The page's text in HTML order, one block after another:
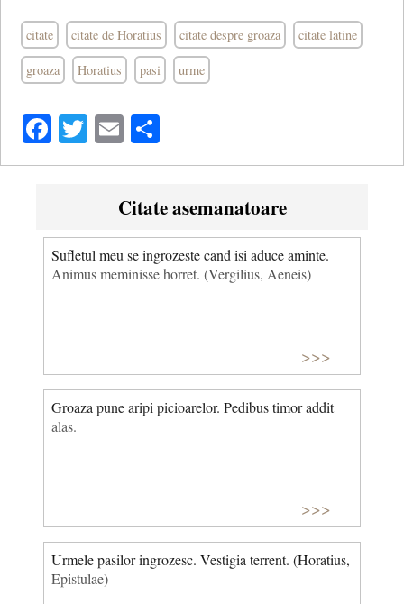
citate citate de Horatius citate despre groaza citate latine
groaza Horatius pasi urme
Facebook
Twitter
Email
Citate asemanatoare
Sufletul meu se ingrozeste cand isi aduce aminte.
Animus meminisse horret. (Vergilius, Aeneis)
>>>
Groaza pune aripi picioarelor. Pedibus timor addit
alas.
>>>
Urmele pasilor ingrozesc. Vestigia terrent. (Horatius,
Epistulae)